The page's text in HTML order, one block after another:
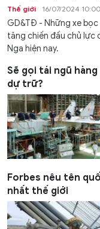
Thế giới 16/07/2024 10:00
GD&TĐ - Những xe
tăng chiến đấu chủ lực
Nga hiện nay.
Sẽ gọi tái ngũ
dự trữ?
Forbes nêu tên
nhất thế giới